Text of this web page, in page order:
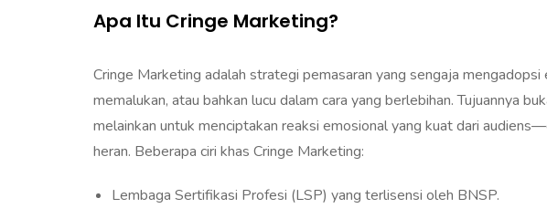
Apa Itu Cringe Marketing?
Cringe Marketing adalah strategi pemasaran yang sengaja
memalukan, atau bahkan lucu dalam cara yang berlebihan. Tujuannya
melainkan untuk menciptakan reaksi emosional yang kuat dari
heran. Beberapa ciri khas Cringe Marketing:
Lembaga Sertifikasi Profesi (LSP) yang terlisensi oleh BNSP.